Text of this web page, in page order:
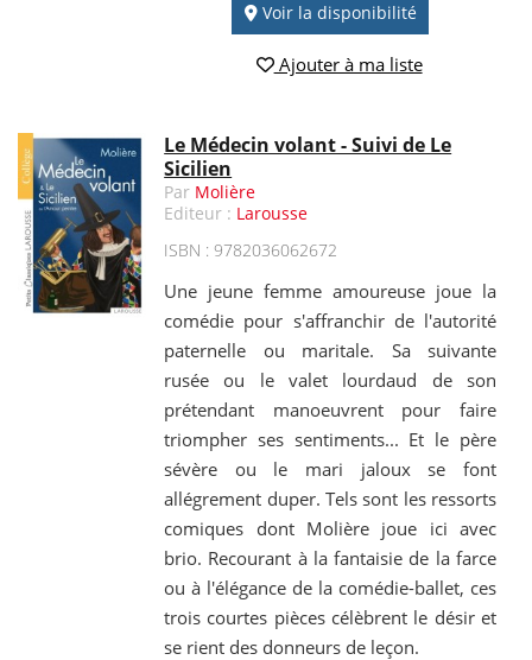
Voir la disponibilité
Ajouter à ma liste
Le Médecin volant - Suivi de Le
Sicilien
Par Molière
Editeur : Larousse
ISBN : 9782036062672
Une jeune femme amoureuse joue la
comédie pour s'affranchir de l'autorité
paternelle ou maritale. Sa suivante
rusée ou le valet lourdaud de son
prétendant manoeuvrent pour faire
triompher ses sentiments... Et le père
sévère ou le mari jaloux se font
allégrement duper. Tels sont les ressorts
comiques dont Molière joue ici avec
brio. Recourant à la fantaisie de la farce
ou à l'élégance de la comédie-ballet, ces
trois courtes pièces célèbrent le désir et
se rient des donneurs de leçon.